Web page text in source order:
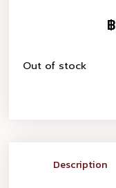
฿
Out of stock
Description